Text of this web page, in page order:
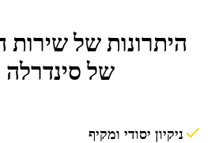
היתרונות של שירות
של סינדרלה
ניקיון יסודי ומקיף